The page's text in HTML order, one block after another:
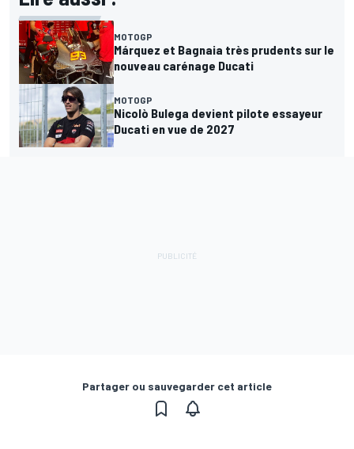
MOTOGP
Márquez et Bagnaia très prudents sur le
nouveau carénage Ducati
MOTOGP
Nicolò Bulega devient pilote essayeur
Ducati en vue de 2027
Partager ou sauvegarder cet article